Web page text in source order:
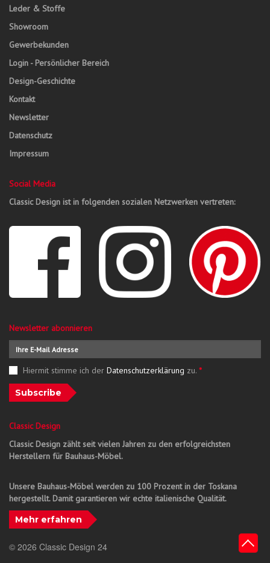
Leder & Stoffe
Showroom
Gewerbekunden
Login - Persönlicher Bereich
Design-Geschichte
Kontakt
Newsletter
Datenschutz
Impressum
Social Media
Classic Design ist in folgenden sozialen Netzwerken vertreten:
Newsletter abonnieren
Hiermit stimme ich der Datenschutzerklärung zu. *
Subscribe
Classic Design
Classic Design zählt seit vielen Jahren zu den erfolgreichsten
Herstellern für Bauhaus-Möbel.
Unsere Bauhaus-Möbel werden zu 100 Prozent in der Toskana
hergestellt. Damit garantieren wir echte italienische Qualität.
Mehr erfahren
© 2026 Classic Design 24